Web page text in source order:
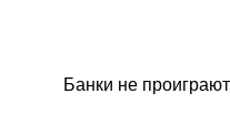
Банки не